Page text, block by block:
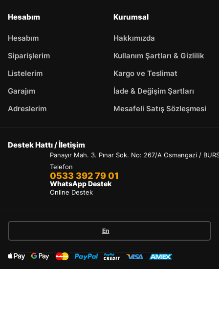
Hesabım
Hesabım
Siparişlerim
Listelerim
Garajım
Adreslerim
Kurumsal
Hakkımızda
Kullanım Şartları & Gizlilik
Kargo ve Teslimat
İade & Değişim Şartları
Mesafeli Satış Sözleşmesi
Destek Hattı / İletişim
Panayır Mah. 3. Pınar Sok. No: 267/A Osmangazi /
Telefon
0533 392 79 01
WhatsApp Destek
Online Destek
En